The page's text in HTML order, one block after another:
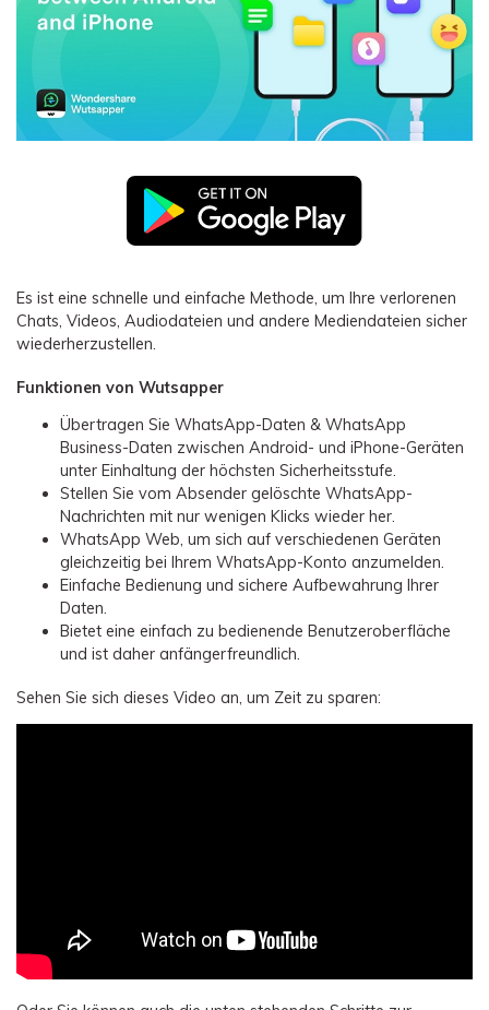
Es ist eine schnelle und einfache Methode, um Ihre verlorenen
Chats, Videos, Audiodateien und andere Mediendateien sicher
wiederherzustellen.
Funktionen von Wutsapper
Übertragen Sie WhatsApp-Daten & WhatsApp
Business-Daten zwischen Android- und iPhone-Geräten
unter Einhaltung der höchsten Sicherheitsstufe.
Stellen Sie vom Absender gelöschte WhatsApp-
Nachrichten mit nur wenigen Klicks wieder her.
WhatsApp Web, um sich auf verschiedenen Geräten
gleichzeitig bei Ihrem WhatsApp-Konto anzumelden.
Einfache Bedienung und sichere Aufbewahrung Ihrer
Daten.
Bietet eine einfach zu bedienende Benutzeroberfläche
und ist daher anfängerfreundlich.
Sehen Sie sich dieses Video an, um Zeit zu sparen: